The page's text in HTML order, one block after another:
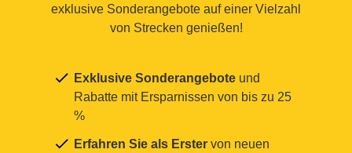
exklusive Sonderangebote auf einer Vielzahl
von Strecken genießen!
Exklusive Sonderangebote und
Rabatte mit Ersparnissen von bis zu 25
%
Erfahren Sie als Erster von neuen